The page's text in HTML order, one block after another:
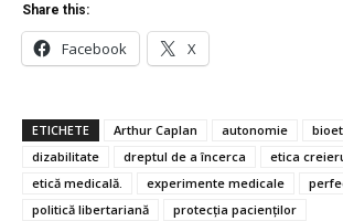
Share this:
Facebook X
ETICHETE Arthur Caplan autonomie
dizabilitate
dreptul de a încerca
etica
etică medicală.
experimente medicale
politică libertariană
protecția pacienților